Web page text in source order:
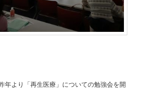
年より「再生医療」についての勉強会を開